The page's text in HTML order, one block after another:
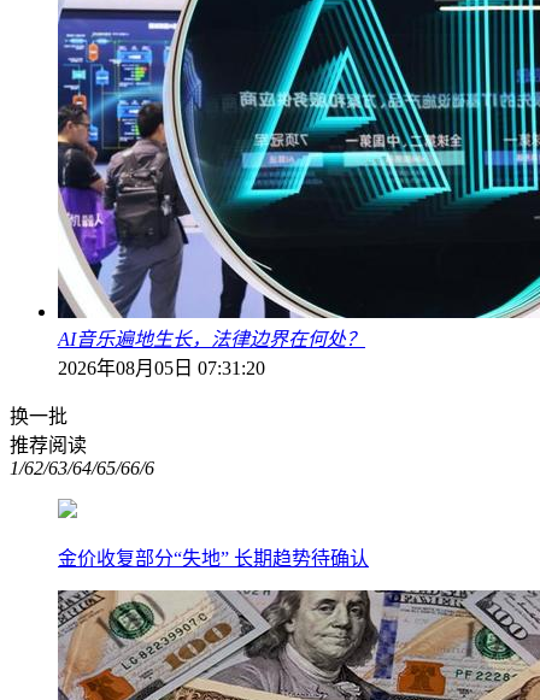
AI音乐遍地生长，法律边界在何处？
2026年08月05日 07:31:20
换一批
推荐阅读
1/62/63/64/65/66/6
金价收复部分“失地” 长期趋势待确认